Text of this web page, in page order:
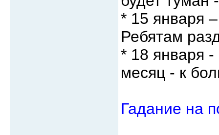
* 15 января
Ребятам
* 18 января
месяц - к
Гадание на